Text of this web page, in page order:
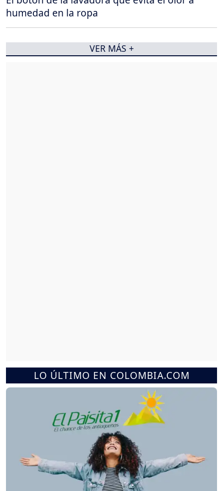
LO ÚLTIMO EN COLOMBIA.COM
humedad en la ropa
VER MÁS +